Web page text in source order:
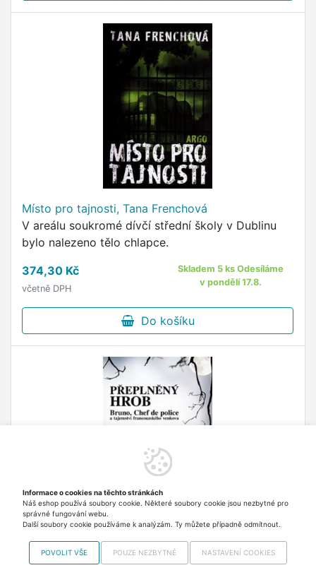
Místo pro tajnosti, Tana Frenchová
V areálu soukromé dívčí střední školy v Dublinu
bylo nalezeno tělo chlapce.
374,30 Kč
včetně DPH
Skladem 5 ks Odesíláme
v pondělí 17.8.
Do košíku
Přeplněný hrob - Martin Walker
Čtvrtý detektivní román s policistou Brunem v
Informace o cookies na těchto stránkách
Náš eshop používá soubory cookie. Některé soubory cookie jsou nezbytné pro
správné fungování webu.
Další soubory cookie používáme k analýzám. Ty můžete případně odmítnout.
POVOLIT VŠE POUZE NEZBYTNÉ NASTAVENÍ COOKIES